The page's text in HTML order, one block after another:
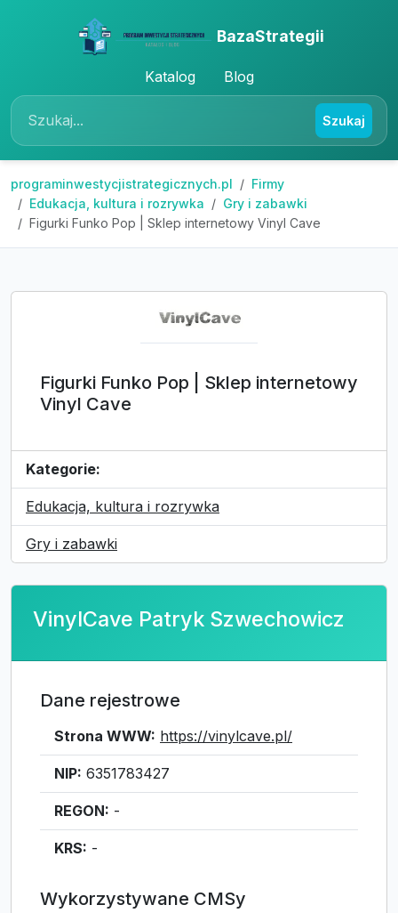
BazaStrategii
Katalog Blog
Szukaj
programinwestycjistrategicznych.pl
Firmy
Edukacja, kultura i rozrywka
Gry i zabawki
Figurki Funko Pop | Sklep internetowy Vinyl Cave
Figurki Funko Pop | Sklep internetowy
Vinyl Cave
Kategorie:
Edukacja, kultura i rozrywka
Gry i zabawki
VinylCave Patryk Szwechowicz
Dane rejestrowe
Strona WWW: https://vinylcave.pl/
NIP: 6351783427
REGON: -
KRS: -
Wykorzystywane CMSy